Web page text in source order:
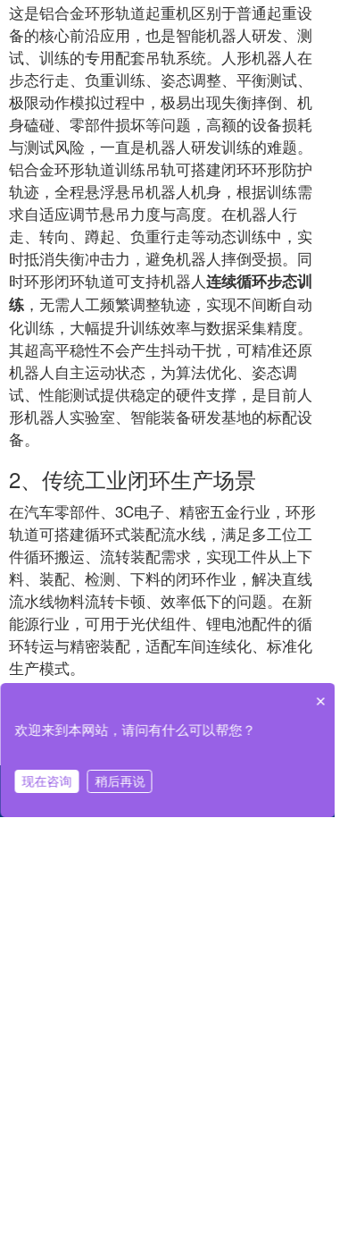
这是铝合金环形轨道起重机区别于普通起重设
备的核心前沿应用，也是智能机器人研发、测
试、训练的专用配套吊轨系统。人形机器人在
步态行走、负重训练、姿态调整、平衡测试、
极限动作模拟过程中，极易出现失衡摔倒、机
身磕碰、零部件损坏等问题，高额的设备损耗
与测试风险，一直是机器人研发训练的难题。
铝合金环形轨道训练吊轨可搭建闭环环形防护
轨迹，全程悬浮悬吊机器人机身，根据训练需
求自适应调节悬吊力度与高度。在机器人行
走、转向、蹲起、负重行走等动态训练中，实
时抵消失衡冲击力，避免机器人摔倒受损。同
时环形闭环轨道可支持机器人连续循环步态训
练 ，无需人工频繁调整轨迹，实现不间断自动
化训练，大幅提升训练效率与数据采集精度。
其超高平稳性不会产生抖动干扰，可精准还原
机器人自主运动状态，为算法优化、姿态调
试、性能测试提供稳定的硬件支撑，是目前人
形机器人实验室、智能装备研发基地的标配设
备。
2、传统工业闭环生产场景
在汽车零部件、3C电子、精密五金行业，环形
轨道可搭建循环式装配流水线，满足多工位工
件循环搬运、流转装配需求，实现工件从上下
料、装配、检测、下料的闭环作业，解决直线
流水线物料流转卡顿、效率低下的问题。在新
能源行业，可用于光伏组件、锂电池配件的循
环转运与精密装配，适配车间连续化、标准化
生产模式。
针对航空航天、精密仪器、医药实验室等对环
形轨道无锈渣、无噪音、无粉尘污染的特性，
×
欢迎来到本网站，请问有什么可以帮您？
现在咨询 稍后再说